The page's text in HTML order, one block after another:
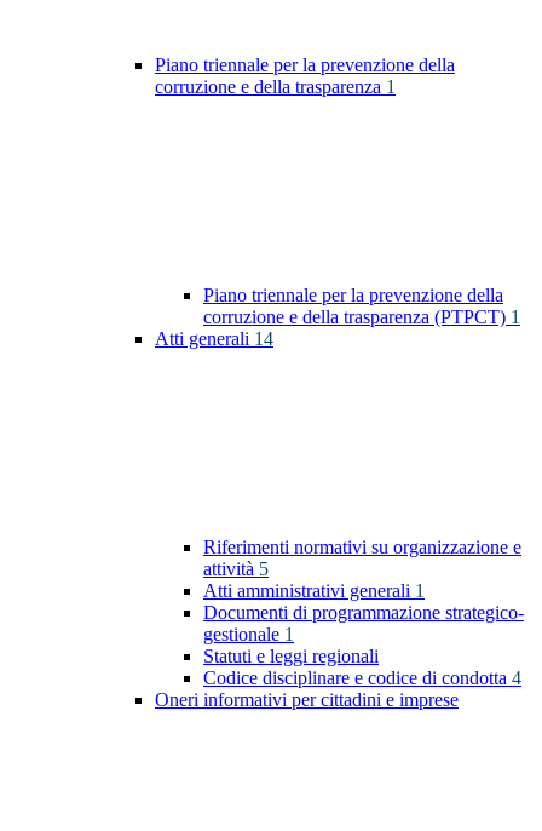
Piano triennale per la prevenzione della
corruzione e della trasparenza 1
Piano triennale per la prevenzione della
corruzione e della trasparenza (PTPCT) 1
Atti generali 14
Riferimenti normativi su organizzazione e
attività 5
Atti amministrativi generali 1
Documenti di programmazione strategico-
gestionale 1
Statuti e leggi regionali
Codice disciplinare e codice di condotta 4
Oneri informativi per cittadini e imprese